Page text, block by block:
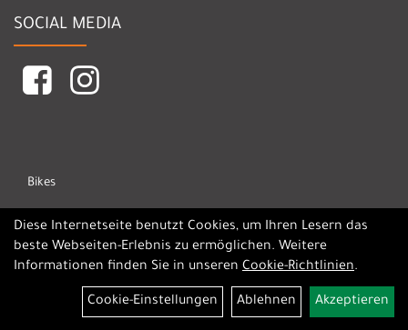
SOCIAL MEDIA
Bikes
Marken
Diese Internetseite benutzt Cookies, um Ihren Lesern das
beste Webseiten-Erlebnis zu ermöglichen. Weitere
Informationen finden Sie in unseren Cookie-Richtlinien.
Cookie-Einstellungen Ablehnen Akzeptieren